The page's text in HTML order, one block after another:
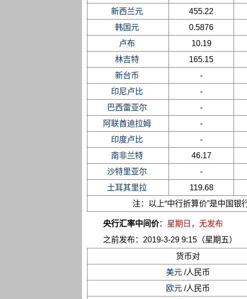
新西兰元
455.22
韩国元
0.5876
卢布
10.19
林吉特
165.15
新台币
-
印尼卢比
-
巴西雷亚尔
-
阿联酋迪拉姆
-
印度卢比
-
南非兰特
46.17
沙特里亚尔
-
土耳其里拉
119.68
注：以上“中行折算价”是中国银
央行汇率中间价： 星期日 ，无发布
之前发布：2019-3-29 9:15（星期五）
货币对
美元 /人民币
欧元 /人民币